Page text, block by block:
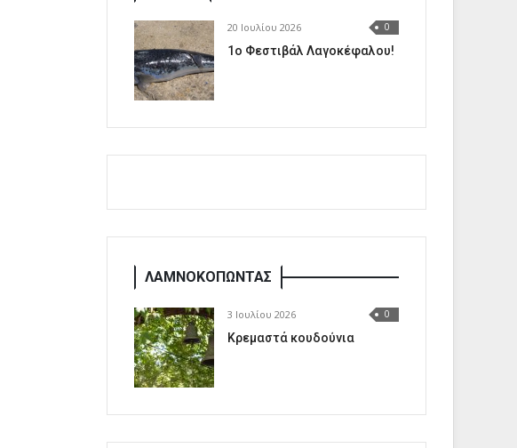
20 Ιουλίου 2026 0
1o Φεστιβάλ Λαγοκέφαλου!
ΛΑΜΝΟΚΟΠΩΝΤΑΣ
3 Ιουλίου 2026 0
Κρεμαστά κουδούνια